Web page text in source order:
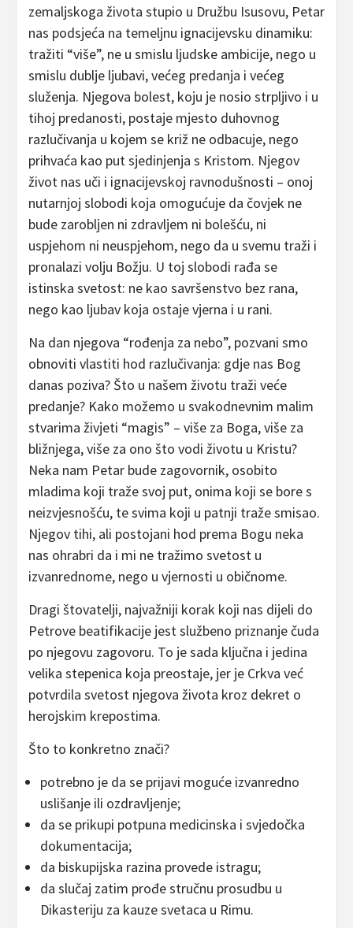
zemaljskoga života stupio u Družbu Isusovu, Petar
nas podsjeća na temeljnu ignacijevsku dinamiku:
tražiti “više”, ne u smislu ljudske ambicije, nego u
smislu dublje ljubavi, većeg predanja i većeg
služenja. Njegova bolest, koju je nosio strpljivo i u
tihoj predanosti, postaje mjesto duhovnog
razlučivanja u kojem se križ ne odbacuje, nego
prihvaća kao put sjedinjenja s Kristom. Njegov
život nas uči i ignacijevskoj ravnodušnosti – onoj
nutarnjoj slobodi koja omogućuje da čovjek ne
bude zarobljen ni zdravljem ni bolešću, ni
uspjehom ni neuspjehom, nego da u svemu traži i
pronalazi volju Božju. U toj slobodi rađa se
istinska svetost: ne kao savršenstvo bez rana,
nego kao ljubav koja ostaje vjerna i u rani.
Na dan njegova “rođenja za nebo”, pozvani smo
obnoviti vlastiti hod razlučivanja: gdje nas Bog
danas poziva? Što u našem životu traži veće
predanje? Kako možemo u svakodnevnim malim
stvarima živjeti “magis” – više za Boga, više za
bližnjega, više za ono što vodi životu u Kristu?
Neka nam Petar bude zagovornik, osobito
mladima koji traže svoj put, onima koji se bore s
neizvjesnošću, te svima koji u patnji traže smisao.
Njegov tihi, ali postojani hod prema Bogu neka
nas ohrabri da i mi ne tražimo svetost u
izvanrednome, nego u vjernosti u običnome.
Dragi štovatelji, najvažniji korak koji nas dijeli do
Petrove beatifikacije jest službeno priznanje čuda
po njegovu zagovoru. To je sada ključna i jedina
velika stepenica koja preostaje, jer je Crkva već
potvrdila svetost njegova života kroz dekret o
herojskim krepostima.
Što to konkretno znači?
potrebno je da se prijavi moguće izvanredno
uslišanje ili ozdravljenje;
da se prikupi potpuna medicinska i svjedočka
dokumentacija;
da biskupijska razina provede istragu;
da slučaj zatim prođe stručnu prosudbu u
Dikasteriju za kauze svetaca u Rimu.